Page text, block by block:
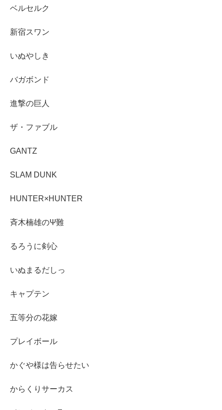
ベルセルク
新宿スワン
いぬやしき
バガボンド
進撃の巨人
ザ・ファブル
GANTZ
SLAM DUNK
HUNTER×HUNTER
斉木楠雄のΨ難
るろうに剣心
いぬまるだしっ
キャプテン
五等分の花嫁
プレイボール
かぐや様は告らせたい
からくりサーカス